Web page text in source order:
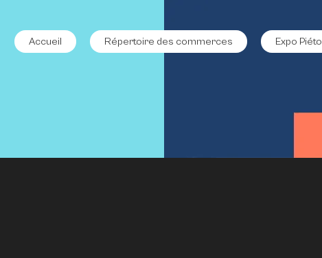
Accueil Répertoire des commerces Expo Piéto